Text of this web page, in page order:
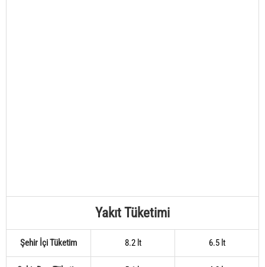
Yakıt Tüketimi
Şehir İçi Tüketim 8.2 lt 6.5 lt